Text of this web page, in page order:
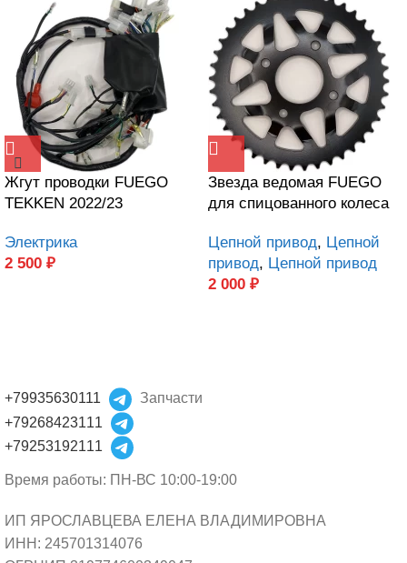
Жгут проводки FUEGO
TEKKEN 2022/23
Электрика
2 500 ₽
Звезда ведомая FUEGO
для спицованного колеса
Цепной привод, Цепной
привод, Цепной привод
2 000 ₽
+79935630111
Запчасти
+79268423111
+79253192111
Время работы: ПН-ВС 10:00-19:00
ИП ЯРОСЛАВЦЕВА ЕЛЕНА ВЛАДИМИРОВНА
ИНН: 245701314076